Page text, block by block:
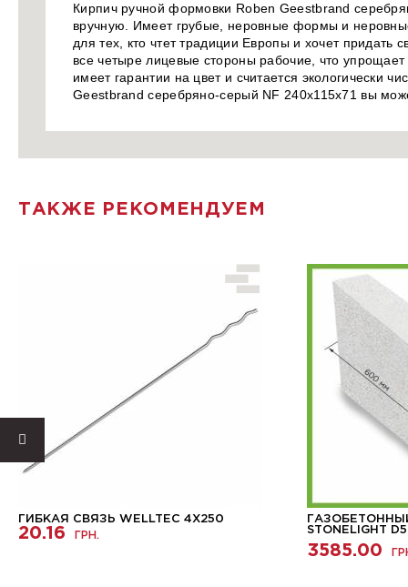
Кирпич ручной формовки Roben Geestbrand
вручную. Имеет грубые, неровные формы и
для тех, кто чтет традиции Европы и хочет
все четыре лицевые стороны рабочие, что
имеет гарантии на цвет и считается экологически
Geestbrand серебряно-серый NF 240х115х71 вы
ТАКЖЕ РЕКОМЕНДУЕМ
ГИБКАЯ СВЯЗЬ WELLTEC 4X250
20.16 ГРН.
STONELIGHT
3585.00